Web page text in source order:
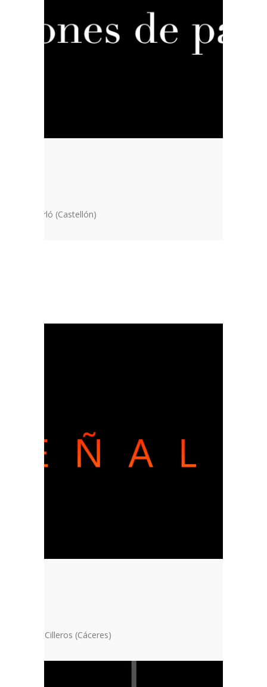
Benicarló (Castellón)
de Cine, Cilleros (Cáceres)